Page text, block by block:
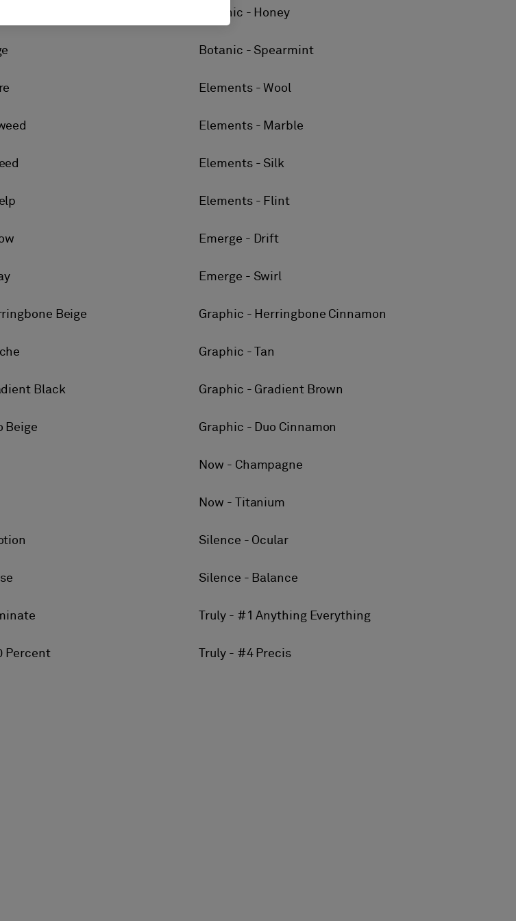
Botanic - Honey
Botanic - Spearmint
Elements - Wool
Elements - Marble
Elements - Silk
Elements - Flint
Emerge - Drift
Emerge - Swirl
Beige Graphic - Herringbone Cinnamon
Graphic - Tan
Black Graphic - Gradient Brown
Beige Graphic - Duo Cinnamon
Now - Champagne
Now - Titanium
Silence - Ocular
Silence - Balance
Truly - #1 Anything Everything
Percent Truly - #4 Precis